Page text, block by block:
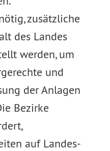
zusätzliche
des Landes
werden, um
und
der Anlagen
Bezirke
auf Landes-